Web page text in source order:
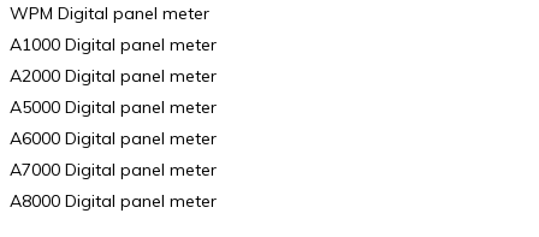
WPM Digital panel meter
A1000 Digital panel meter
A2000 Digital panel meter
A5000 Digital panel meter
A6000 Digital panel meter
A7000 Digital panel meter
A8000 Digital panel meter